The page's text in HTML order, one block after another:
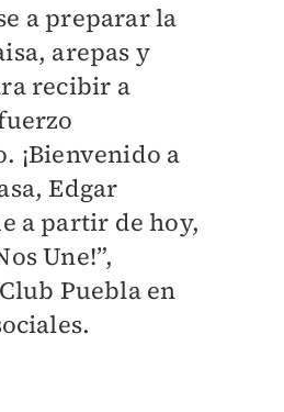
a preparar la
arepas y
recibir a
¡Bienvenido a
Edgar
a partir de hoy,
Une!”,
Puebla en